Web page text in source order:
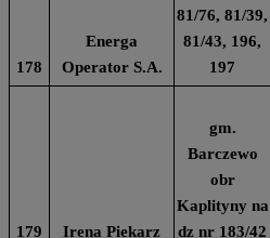
178
Energa
Operator S.A.
81/76, 81/39,
81/43, 196,
197
179 Irena Piekarz
gm.
Barczewo
obr
Kaplityny na
dz nr 183/42